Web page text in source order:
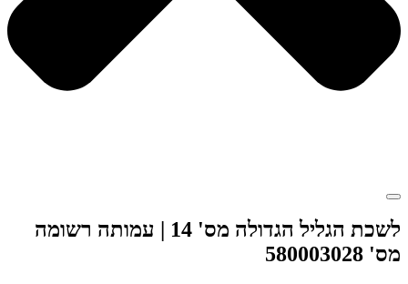
לשכת הגליל הגדולה מס' 14 | עמותה רשומה
מס' 580003028